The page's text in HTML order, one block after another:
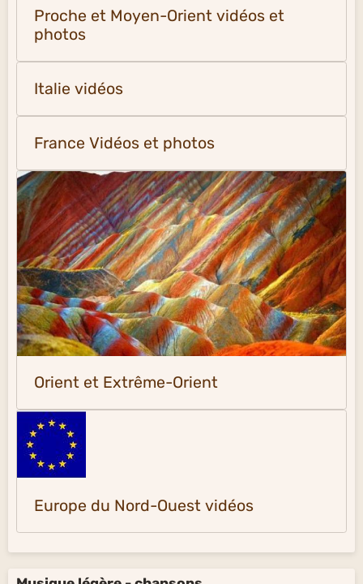
Proche et Moyen-Orient vidéos et
photos
Italie vidéos
France Vidéos et photos
Orient et Extrême-Orient
Europe du Nord-Ouest vidéos